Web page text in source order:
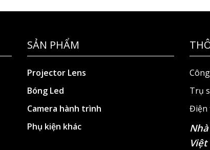
SẢN PHẨM
Projector Lens
Bóng Led
Camera hành trình
Phụ kiện khác
Trụ
Điện